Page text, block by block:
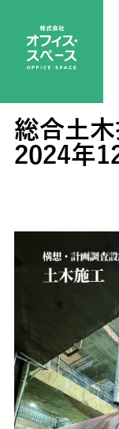
総合土
2024年